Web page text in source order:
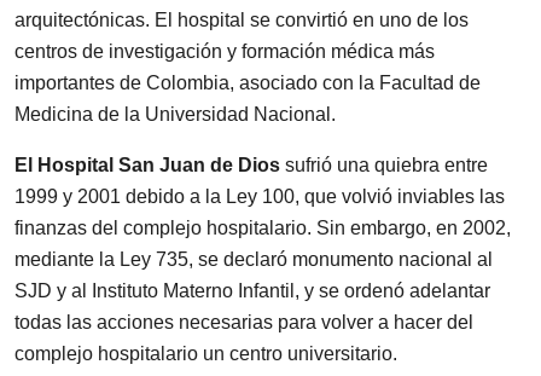
arquitectónicas. El hospital se convirtió en uno de los
centros de investigación y formación médica más
importantes de Colombia, asociado con la Facultad de
Medicina de la Universidad Nacional.
El Hospital San Juan de Dios sufrió una quiebra entre
1999 y 2001 debido a la Ley 100, que volvió inviables las
finanzas del complejo hospitalario. Sin embargo, en 2002,
mediante la Ley 735, se declaró monumento nacional al
SJD y al Instituto Materno Infantil, y se ordenó adelantar
todas las acciones necesarias para volver a hacer del
complejo hospitalario un centro universitario.